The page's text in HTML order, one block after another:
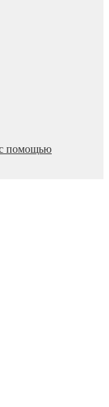
помощью